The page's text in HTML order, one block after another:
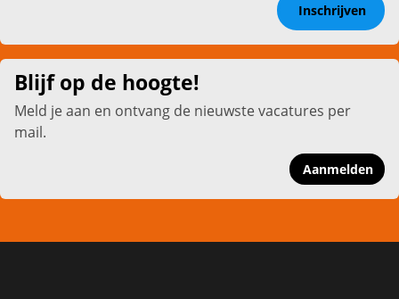
Inschrijven
Blijf op de hoogte!
Meld je aan en ontvang de nieuwste vacatures per
mail.
Aanmelden